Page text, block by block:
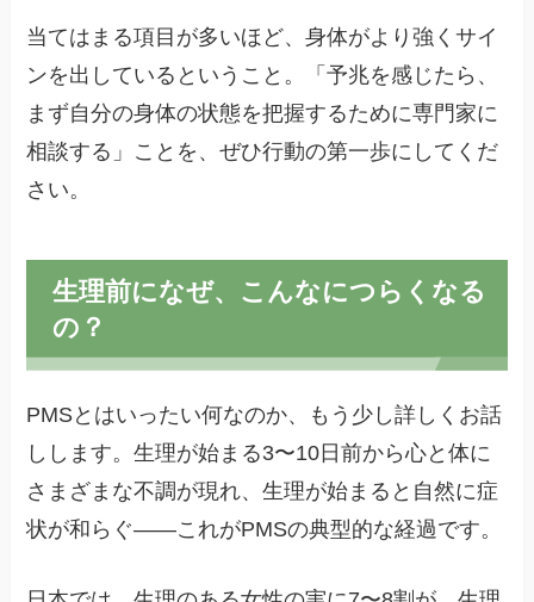
当てはまる項目が多いほど、身体がより強くサイ
ンを出しているということ。「予兆を感じたら、
まず自分の身体の状態を把握するために専門家に
相談する」ことを、ぜひ行動の第一歩にしてくだ
さい。
生理前になぜ、こんなにつらくなる
の？
PMSとはいったい何なのか、もう少し詳しくお話
しします。生理が始まる3〜10日前から心と体に
さまざまな不調が現れ、生理が始まると自然に症
状が和らぐ——これがPMSの典型的な経過です。